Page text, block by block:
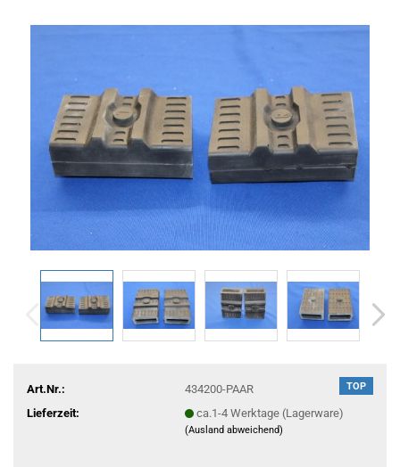
TOP
Art.Nr.:
434200-PAAR
Lieferzeit:
ca.1-4 Werktage (Lagerware)
(Ausland abweichend)